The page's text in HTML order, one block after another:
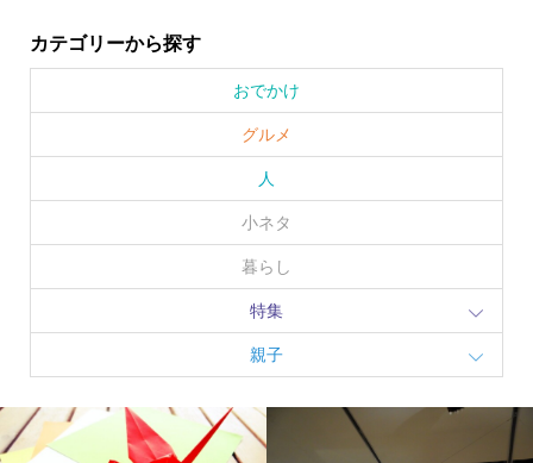
カテゴリーから探す
おでかけ
グルメ
人
小ネタ
暮らし
特集
親子